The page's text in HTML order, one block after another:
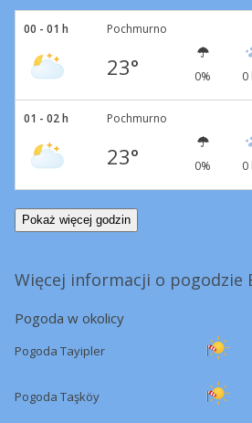
00 - 01 h Pochmurno
23° 0% 0
01 - 02 h Pochmurno
23° 0% 0
Pokaż więcej godzin
Więcej informacji o pogodzie
Pogoda w okolicy
Pogoda Tayipler
Pogoda Taşköy